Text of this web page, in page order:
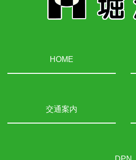
HOME
交通案内